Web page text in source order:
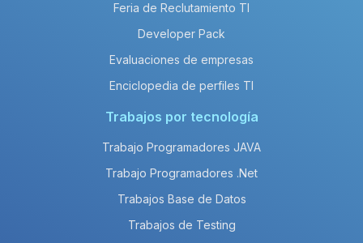
Feria de Reclutamiento TI
Developer Pack
Evaluaciones de empresas
Enciclopedia de perfiles TI
Trabajos por tecnología
Trabajo Programadores JAVA
Trabajo Programadores .Net
Trabajos Base de Datos
Trabajos de Testing